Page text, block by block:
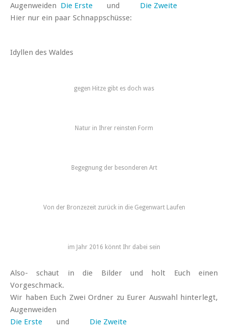
Augenweiden Die Erste und Die Zweite
Hier nur ein paar Schnappschüsse:
Idyllen des Waldes
gegen Hitze gibt es doch was
Natur in Ihrer reinsten Form
Begegnung der besonderen Art
Von der Bronzezeit zurück in die Gegenwart Laufen
im Jahr 2016 könnt Ihr dabei sein
Also- schaut in die Bilder und holt Euch einen
Vorgeschmack.
Wir haben Euch Zwei Ordner zu Eurer Auswahl hinterlegt,
Augenweiden
Die Erste
und Die Zweite